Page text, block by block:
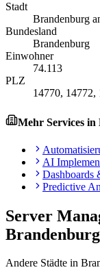
Stadt
Brandenburg
Bundesland
Brandenburg
Einwohner
74.113
PLZ
14770, 14772,
Mehr Services in
AI
Dashboards
Predictive
Server
Andere Städte in